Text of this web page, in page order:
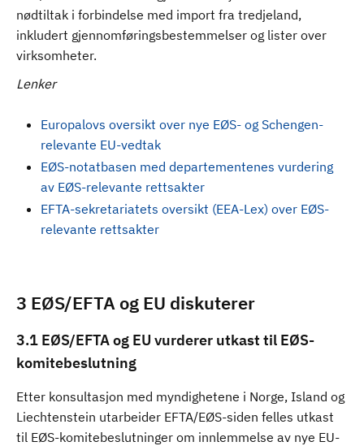
nødtiltak i forbindelse med import fra tredjeland,
inkludert gjennomføringsbestemmelser og lister over
virksomheter.
Lenker
Europalovs oversikt over nye EØS- og Schengen-
relevante EU-vedtak
EØS-notatbasen med departementenes vurdering
av EØS-relevante rettsakter
EFTA-sekretariatets oversikt (EEA-Lex) over EØS-
relevante rettsakter
3 EØS/EFTA og EU diskuterer
3.1 EØS/EFTA og EU vurderer utkast til EØS-
komitebeslutning
Etter konsultasjon med myndighetene i Norge, Island og
Liechtenstein utarbeider EFTA/EØS-siden felles utkast
til EØS-komitebeslutninger om innlemmelse av nye EU-